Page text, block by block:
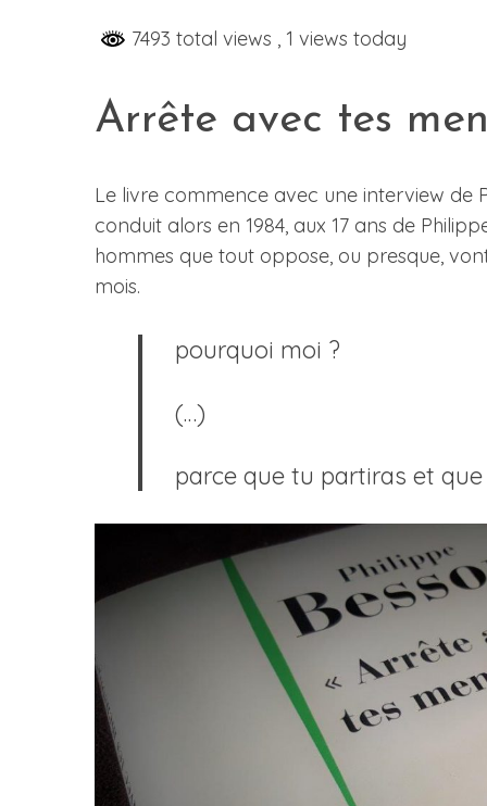
7493 total views , 1 views today
Arrête avec tes
Le livre commence avec une interview de
conduit alors en 1984, aux 17 ans de
hommes que tout oppose, ou presque,
mois.
pourquoi moi ?
(…)
parce que tu partiras et
c
h
f